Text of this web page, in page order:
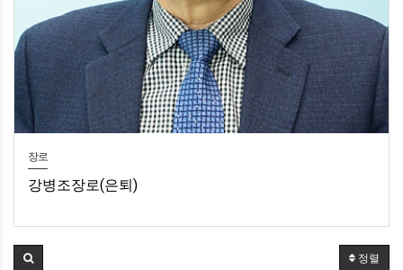
장로
강병조장로(은퇴)
정렬